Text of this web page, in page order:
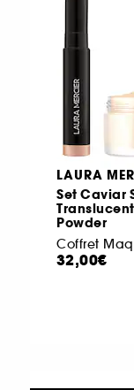
LAURA
Set Caviar
Powder
Coffret
32,00€